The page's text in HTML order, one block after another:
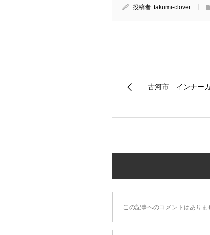
投稿者: takumi-clover
古河市 インナー
この記事へのコメントはありま